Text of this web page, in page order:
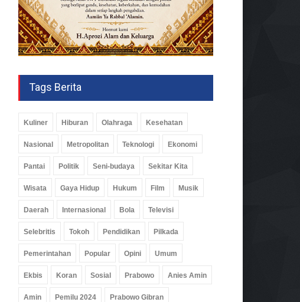
Tags Berita
Kuliner Hiburan Olahraga Kesehatan
Nasional Metropolitan Teknologi Ekonomi
Pantai Politik Seni-budaya Sekitar Kita
Wisata Gaya Hidup Hukum Film Musik
Daerah Internasional Bola Televisi
Selebritis Tokoh Pendidikan Pilkada
Pemerintahan Popular Opini Umum
Ekbis Koran Sosial Prabowo Anies Amin
Amin Pemilu 2024 Prabowo Gibran